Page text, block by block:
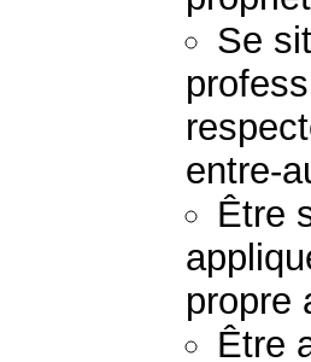
Se
entre-
Être
propre
Être